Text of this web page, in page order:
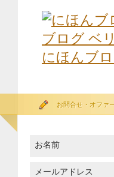
にほんブ
お問合せ・オファ
お名前
メールアドレス